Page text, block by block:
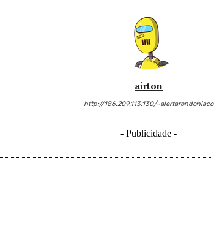
airton
http://186.209.113.130/~alertarondoniaco
- Publicidade -